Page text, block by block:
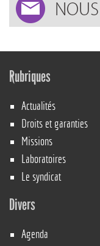
Rubriques
Actualités
Droits et garanties
Missions
Laboratoires
Le syndicat
Divers
Agenda